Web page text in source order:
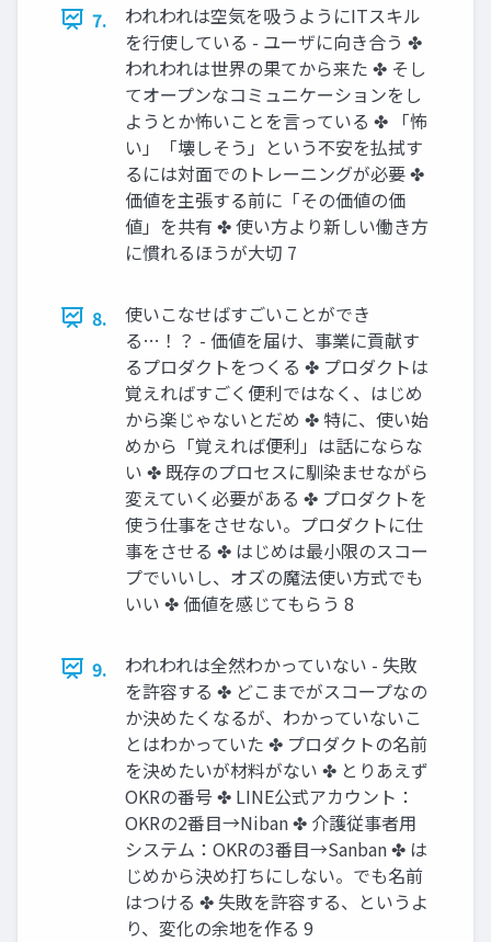
7.
われわれは空気を吸うようにITスキル
を行使している - ユーザに向き合う ✤
われわれは世界の果てから来た ✤ そし
てオープンなコミュニケーションをし
ようとか怖いことを言っている ✤ 「怖
い」「壊しそう」という不安を払拭す
るには対面でのトレーニングが必要 ✤
価値を主張する前に「その価値の価
値」を共有 ✤ 使い方より新しい働き方
に慣れるほうが大切 7
8.
使いこなせばすごいことができ
る…！？ - 価値を届け、事業に貢献す
るプロダクトをつくる ✤ プロダクトは
覚えればすごく便利ではなく、はじめ
から楽じゃないとだめ ✤ 特に、使い始
めから「覚えれば便利」は話にならな
い ✤ 既存のプロセスに馴染ませながら
変えていく必要がある ✤ プロダクトを
使う仕事をさせない。プロダクトに仕
事をさせる ✤ はじめは最小限のスコー
プでいいし、オズの魔法使い方式でも
いい ✤ 価値を感じてもらう 8
9.
われわれは全然わかっていない - 失敗
を許容する ✤ どこまでがスコープなの
か決めたくなるが、わかっていないこ
とはわかっていた ✤ プロダクトの名前
を決めたいが材料がない ✤ とりあえず
OKRの番号 ✤ LINE公式アカウント：
OKRの2番目→Niban ✤ 介護従事者用
システム：OKRの3番目→Sanban ✤ は
じめから決め打ちにしない。でも名前
はつける ✤ 失敗を許容する、というよ
り、変化の余地を作る 9